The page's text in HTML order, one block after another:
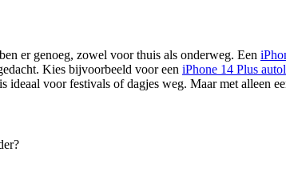
er genoeg, zowel voor thuis als onderweg. Een
Kies bijvoorbeeld voor een iPhone 14 Plus
ideaal voor festivals of dagjes weg. Maar met alleen